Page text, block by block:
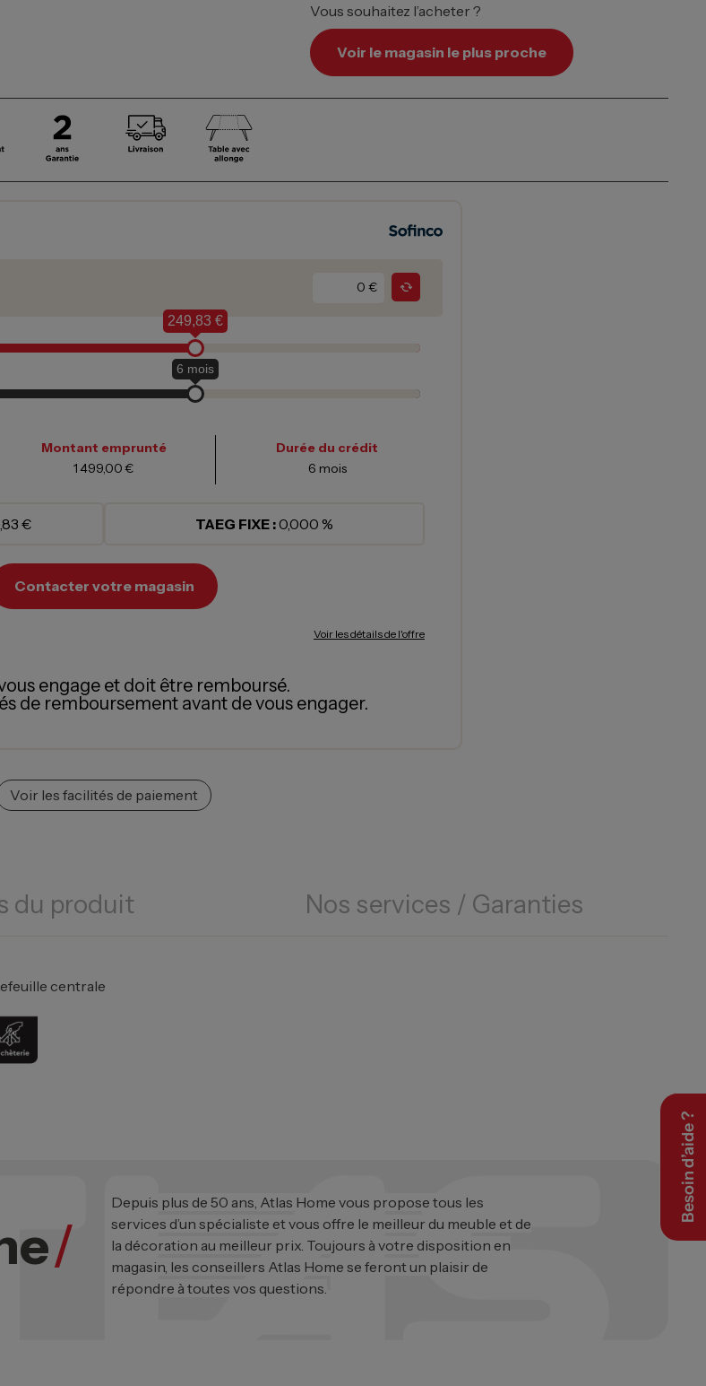
Vous souhaitez l’acheter ?
Voir le magasin le plus proche
€
249,83 €
6 mois
Montant emprunté
1 499,00 €
Durée du crédit
6 mois
€ TAEG FIXE :0,000 %
Contacter votre magasin
Voir les détails de l'offre
engage et doit être remboursé.
de remboursement avant de vous engager.
Voir les facilités de paiement
du produit Nos services / Garanties
centrale
/
Depuis plus de 50 ans, Atlas Home vous propose tous les
services d’un spécialiste et vous offre le meilleur du meuble et de
la décoration au meilleur prix. Toujours à votre disposition en
magasin, les conseillers Atlas Home se feront un plaisir de
répondre à toutes vos questions.
Besoin d’aide ?